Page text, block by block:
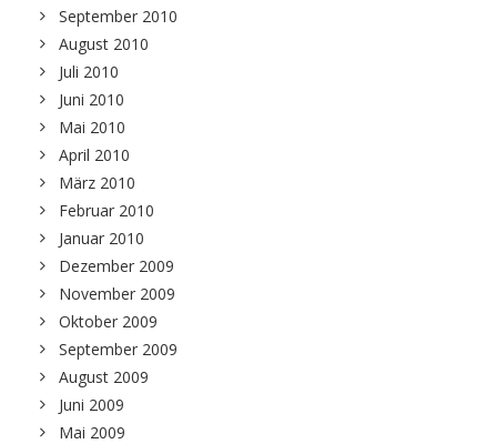
September 2010
August 2010
Juli 2010
Juni 2010
Mai 2010
April 2010
März 2010
Februar 2010
Januar 2010
Dezember 2009
November 2009
Oktober 2009
September 2009
August 2009
Juni 2009
Mai 2009